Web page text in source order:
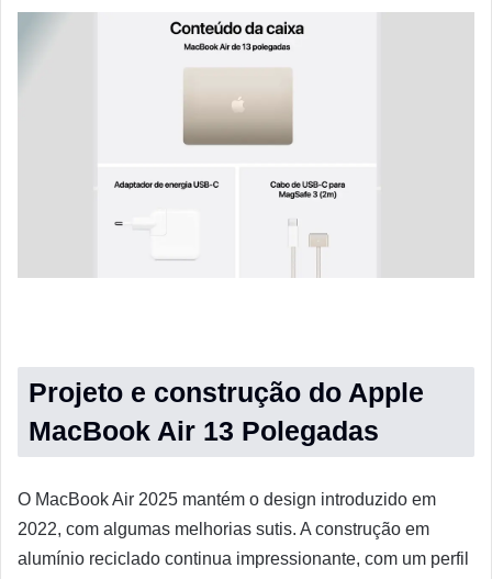
Projeto e construção do Apple
MacBook Air 13 Polegadas
O MacBook Air 2025 mantém o design introduzido em
2022, com algumas melhorias sutis. A construção em
alumínio reciclado continua impressionante, com um perfil